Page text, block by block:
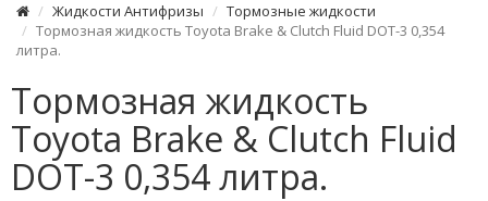
Жидкости Антифризы
Тормозные жидкости
Тормозная жидкость Toyota Brake & Clutch Fluid DOT-3 0,354
литра.
Тормозная жидкость
Toyota Brake & Clutch Fluid
DOT-3 0,354 литра.